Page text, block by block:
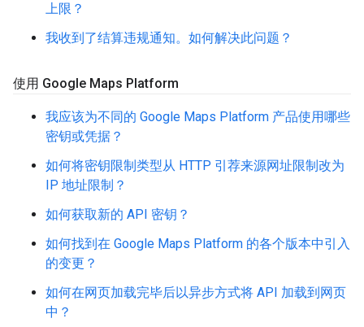
上限？
我收到了结算违规通知。如何解决此问题？
使用 Google Maps Platform
我应该为不同的 Google Maps Platform 产品使用哪些
密钥或凭据？
如何将密钥限制类型从 HTTP 引荐来源网址限制改为
IP 地址限制？
如何获取新的 API 密钥？
如何找到在 Google Maps Platform 的各个版本中引入
的变更？
如何在网页加载完毕后以异步方式将 API 加载到网页
中？